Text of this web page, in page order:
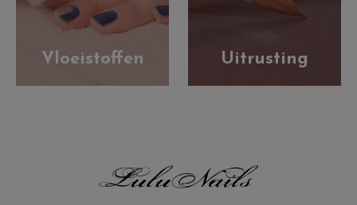
Vloeistoffen Uitrusting